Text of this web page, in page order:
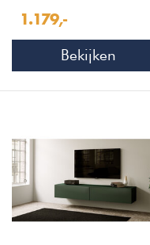
1.179,-
Bekijken